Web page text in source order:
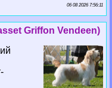
06 08 2026 7:56:11
Griffon Vendeen)